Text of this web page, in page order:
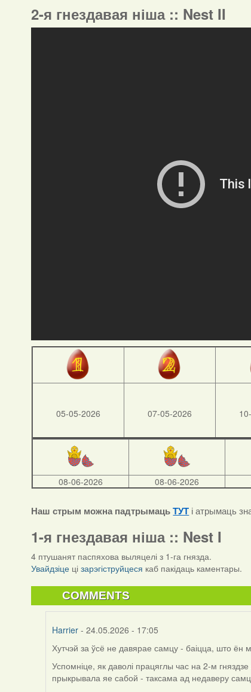
2-я гнездавая ніша :: Nest II
05-05-2026 07-05-2026
08-06-2026 08-06-2026
Наш стрым можна падтрымацьТУТ і атрымаць
1-я гнездавая ніша :: Nest I
4 птушанят паспяхова выляцелі з 1-га гнязда.
Увайдзіце цізарэгіструйцеся каб пакідаць каментары.
COMMENTS
Harrier- 24.05.2026 - 17:05
In
reply
to
Хутчэй за ўсё не давярае самцу - баіцца, што
Успомніце, як даволі працяглы час на 2-м
прыкрывала яе сабой - таксама ад недаверу